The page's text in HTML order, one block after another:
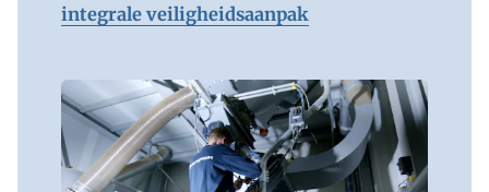
integrale veiligheidsaanpak